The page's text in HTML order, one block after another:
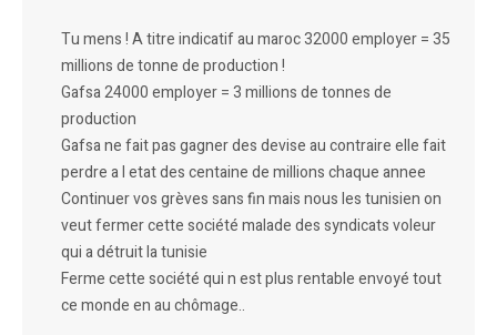
Tu mens ! A titre indicatif au maroc 32000 employer = 35
millions de tonne de production !
Gafsa 24000 employer = 3 millions de tonnes de
production
Gafsa ne fait pas gagner des devise au contraire elle fait
perdre a l etat des centaine de millions chaque annee
Continuer vos grèves sans fin mais nous les tunisien on
veut fermer cette société malade des syndicats voleur
qui a détruit la tunisie
Ferme cette société qui n est plus rentable envoyé tout
ce monde en au chômage..